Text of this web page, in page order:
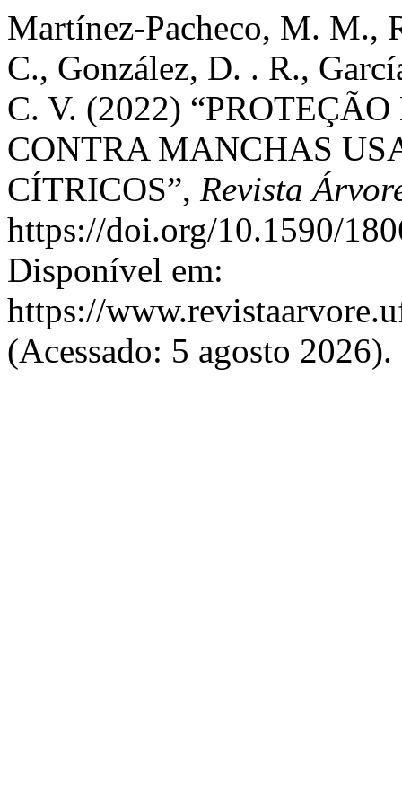
Martínez-Pacheco, M. M.,
C., González, D. . R.,
C. V. (2022)
CONTRA MANCHAS
CÍTRICOS”, Revista
https://doi.org/10.1590/
Disponível em:
https://
(Acessado: 5 agosto 2026).